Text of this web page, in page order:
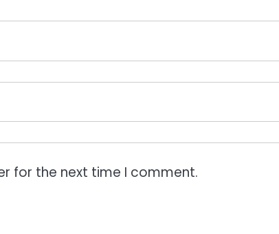
for the next time I comment.